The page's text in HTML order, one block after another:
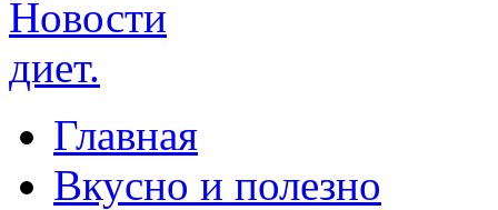
Главная
Вкусно и полезно